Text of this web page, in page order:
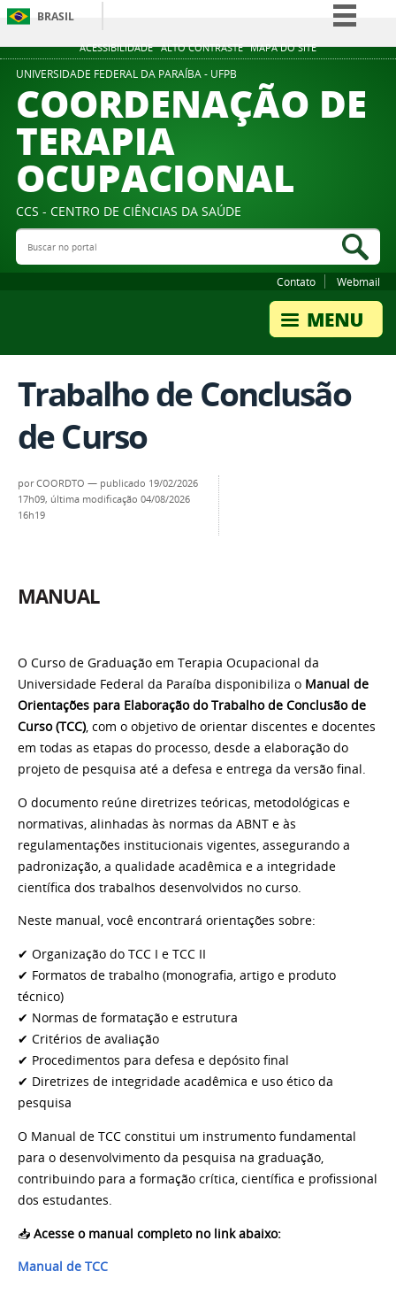
ACESSIBILIDADE ALTO CONTRASTE MAPA DO SITE
BRASIL
Simplifique!
Participe
Acesso à informação
Canais
UNIVERSIDADE FEDERAL DA PARAÍBA - UFPB
COORDENAÇÃO DE
TERAPIA
OCUPACIONAL
CCS - CENTRO DE CIÊNCIAS DA SAÚDE
Buscar no portal
Contato Webmail
Trabalho de Conclusão
de Curso
porCOORDTO — publicado 19/02/2026
17h09, última modificação 04/08/2026
16h19
MANUAL
O Curso de Graduação em Terapia Ocupacional da
Universidade Federal da Paraíba disponibiliza o Manual de
Orientações para Elaboração do Trabalho de Conclusão de
Curso (TCC), com o objetivo de orientar discentes e docentes
em todas as etapas do processo, desde a elaboração do
projeto de pesquisa até a defesa e entrega da versão final.
O documento reúne diretrizes teóricas, metodológicas e
normativas, alinhadas às normas da ABNT e às
regulamentações institucionais vigentes, assegurando a
padronização, a qualidade acadêmica e a integridade
científica dos trabalhos desenvolvidos no curso.
Neste manual, você encontrará orientações sobre:
✔ Organização do TCC I e TCC II
✔ Formatos de trabalho (monografia, artigo e produto
técnico)
✔ Normas de formatação e estrutura
✔ Critérios de avaliação
✔ Procedimentos para defesa e depósito final
✔ Diretrizes de integridade acadêmica e uso ético da
pesquisa
O Manual de TCC constitui um instrumento fundamental
para o desenvolvimento da pesquisa na graduação,
contribuindo para a formação crítica, científica e profissional
dos estudantes.
📥 Acesse o manual completo no link abaixo:
Manual de TCC